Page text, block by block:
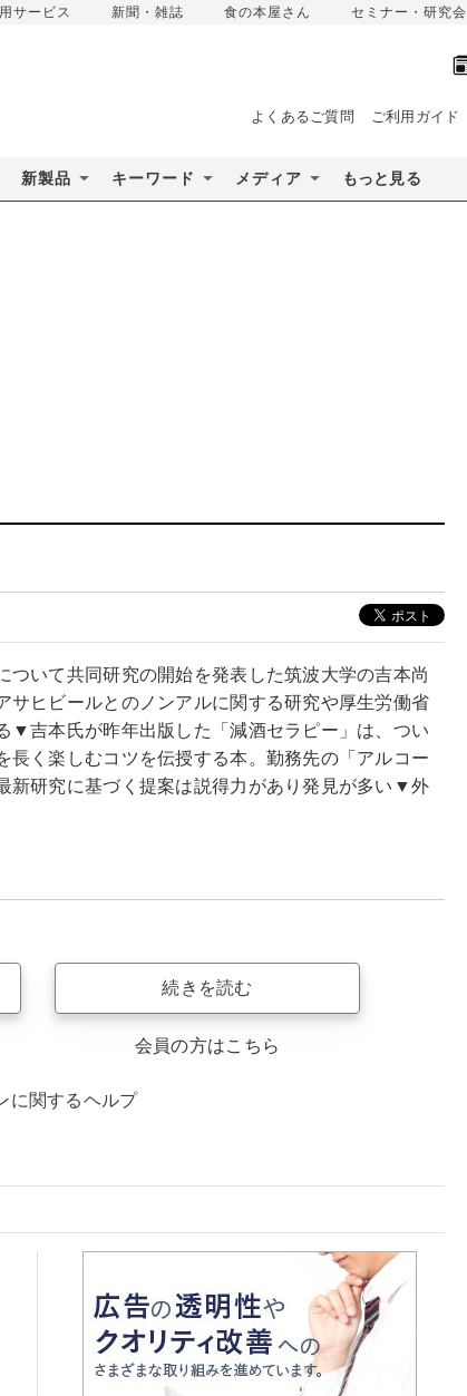
サービス 新聞・雑誌 食の本屋さん セミナー・研究会
よくあるご質問 ご利用ガイド
新製品 キーワード メディア もっと見る
いて共同研究の開始を発表した筑波大学の吉本尚
ヒビールとのノンアルに関する研究や厚生労働省
▼吉本氏が昨年出版した「減酒セラピー」は、つい
く楽しむコツを伝授する本。勤務先の「アルコー
新研究に基づく提案は説得力があり発見が多い▼外
続きを読む
会員の方はこちら
に関するヘルプ